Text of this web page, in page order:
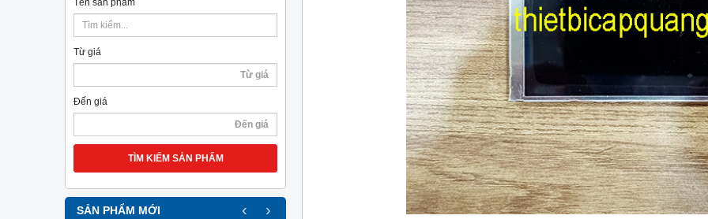
Từ giá
Đến giá
TÌM KIẾM SẢN PHẨM
SẢN PHẨM MỚI ‹ ›